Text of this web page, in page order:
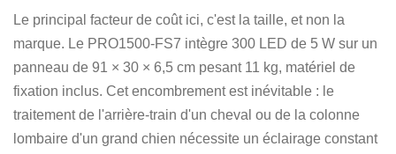
Le principal facteur de coût ici, c'est la taille, et non la
marque. Le PRO1500-FS7 intègre 300 LED de 5 W sur un
panneau de 91 × 30 × 6,5 cm pesant 11 kg, matériel de
fixation inclus. Cet encombrement est inévitable : le
traitement de l'arrière-train d'un cheval ou de la colonne
lombaire d'un grand chien nécessite un éclairage constant